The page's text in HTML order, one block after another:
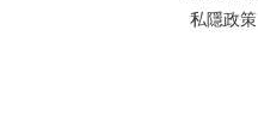
私隱政策